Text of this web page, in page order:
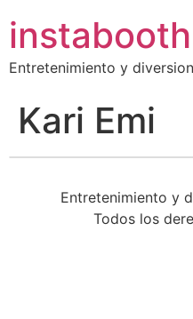
Entretenimiento y
Kari Emi
Entretenimiento y
Todos los